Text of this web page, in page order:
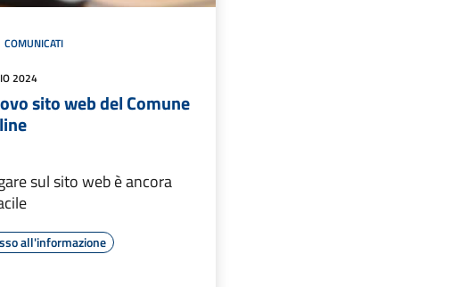
COMUNICATI
2024
sito web del Comune
sul sito web è ancora
all'informazione